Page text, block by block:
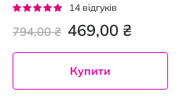
90% Olive 300 мл
Рейтинг:
14 відгуків
469,00 ₴
794,00 ₴
Купити